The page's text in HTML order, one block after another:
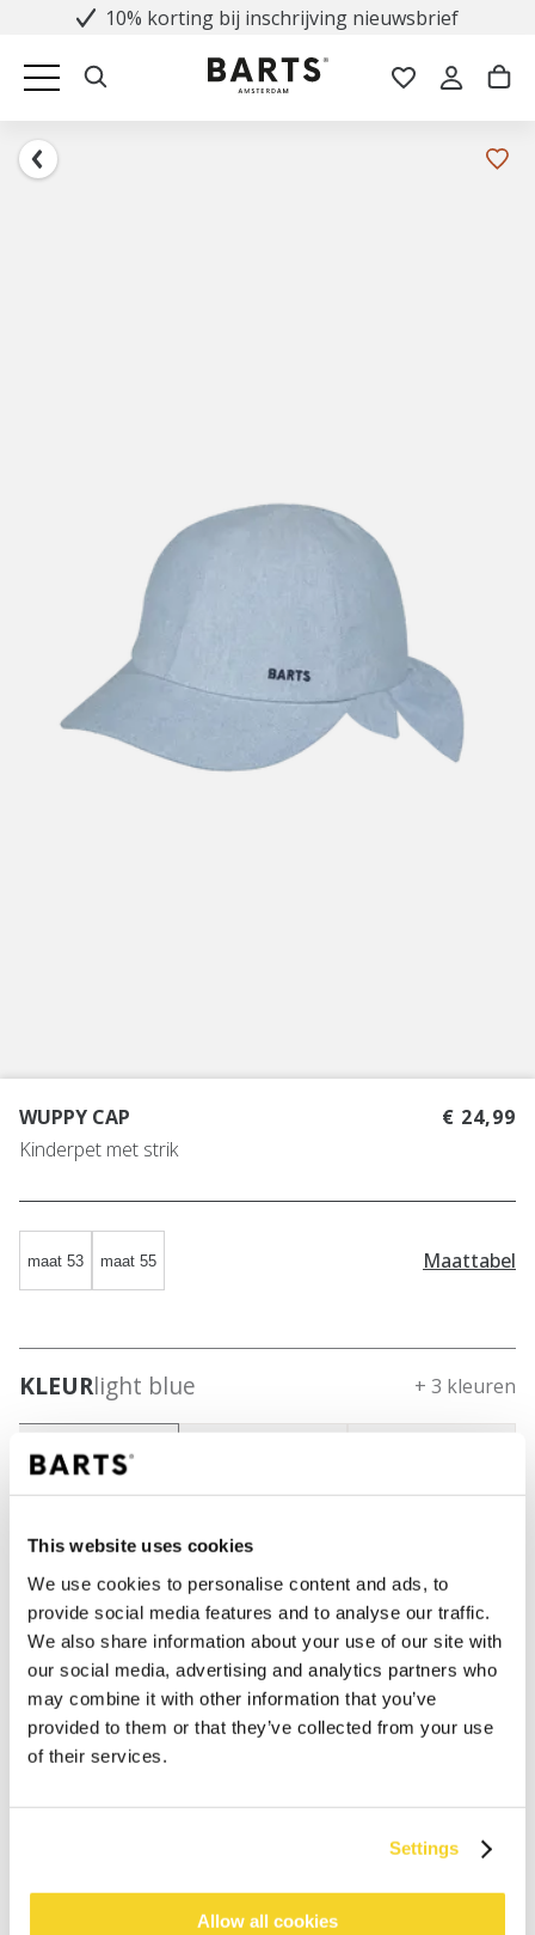
This website uses cookies
We use cookies to personalise content and ads, to
provide social media features and to analyse our traffic.
We also share information about your use of our site with
our social media, advertising and analytics partners who
may combine it with other information that you’ve
provided to them or that they’ve collected from your use
of their services.
Settings
Allow all cookies
10% korting bij inschrijving nieuwsbrief
WUPPY CAP
Kinderpet met strik
€ 24,99
maat 53 maat 55 Maattabel
KLEURlight blue + 3 kleuren
IN WINKELWAGEN
Bestellingen die op werkdagen vóór 12:00 uur
worden geplaatst, worden dezelfde dag verzonden